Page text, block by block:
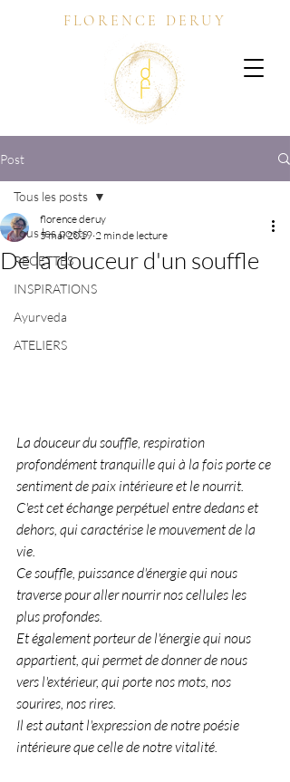
FLORENCE DERUY
Post
Tous les posts
RECETTES
INSPIRATIONS
Ayurveda
ATELIERS
Tous les posts
De la douceur d'un souffle
florence deruy
5 mai 2019 2 min de lecture
La douceur du souffle, respiration
profondément tranquille qui à la fois porte ce
sentiment de paix intérieure et le nourrit.
C'est cet échange perpétuel entre dedans et
dehors, qui caractérise le mouvement de la
vie.
Ce souffle, puissance d'énergie qui nous
traverse pour aller nourrir nos cellules les
plus profondes.
Et également porteur de l'énergie qui nous
appartient, qui permet de donner de nous
vers l'extérieur, qui porte nos mots, nos
sourires, nos rires.
Il est autant l'expression de notre poésie
intérieure que celle de notre vitalité.